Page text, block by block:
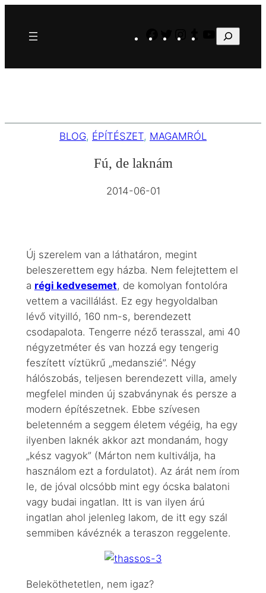
tartalomhoz
Instagram
TumblrYouTube
Keresés
BLOG, ÉPÍTÉSZET, MAGAMRÓL
Fú, de laknám
2014-06-01
Új szerelem van a láthatáron, megint
beleszerettem egy házba. Nem felejtettem el
a régi kedvesemet, de komolyan fontolóra
vettem a vacillálást. Ez egy hegyoldalban
lévő vityilló, 160 nm-s, berendezett
csodapalota. Tengerre néző terasszal, ami 40
négyzetméter és van hozzá egy tengerig
feszített víztükrű „medanszié”. Négy
hálószobás, teljesen berendezett villa, amely
megfelel minden új szabványnak és persze a
modern építészetnek. Ebbe szívesen
beletenném a seggem életem végéig, ha egy
ilyenben laknék akkor azt mondanám, hogy
„kész vagyok” (Márton nem kultiválja, ha
használom ezt a fordulatot). Az árát nem írom
le, de jóval olcsóbb mint egy ócska balatoni
vagy budai ingatlan. Itt is van ilyen árú
ingatlan ahol jelenleg lakom, de itt egy szál
semmiben kávéznék a teraszon reggelente.
Beleköthetetlen, nem igaz?